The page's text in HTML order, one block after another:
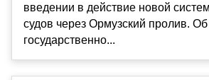
введении в действие новой
судов через Ормузский пролив.
государственно...